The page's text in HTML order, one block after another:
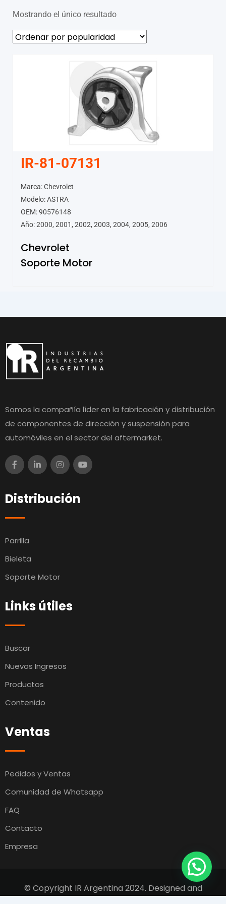
Mostrando el único resultado
IR-81-07131
Marca: Chevrolet
Modelo: ASTRA
OEM: 90576148
Año: 2000, 2001, 2002, 2003, 2004, 2005, 2006
Chevrolet
Soporte Motor
Somos la compañía líder en la fabricación y distribución
de componentes de dirección y suspensión para
automóviles en el sector del aftermarket.
Distribución
Parrilla
Bieleta
Soporte Motor
Links útiles
Buscar
Nuevos Ingresos
Productos
Contenido
Ventas
Pedidos y Ventas
Comunidad de Whatsapp
FAQ
Contacto
Empresa
© Copyright IR Argentina 2024. Designed and